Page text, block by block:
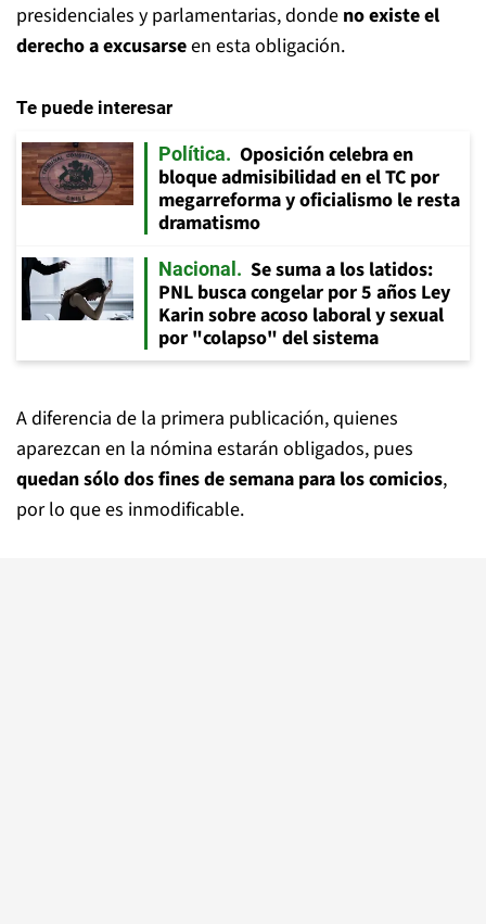
presidenciales y parlamentarias, donde no existe el
derecho a excusarseen esta obligación.
Te puede interesar
Política
Oposición celebra en
bloque admisibilidad en el TC por
megarreforma y oficialismo le resta
dramatismo
Nacional
Se suma a los latidos:
PNL busca congelar por 5 años Ley
Karin sobre acoso laboral y sexual
por "colapso" del sistema
A diferencia de la primera publicación, quienes
aparezcan en la nómina estarán obligados, pues
quedan sólo dos fines de semana para los comicios,
por lo que es inmodificable.